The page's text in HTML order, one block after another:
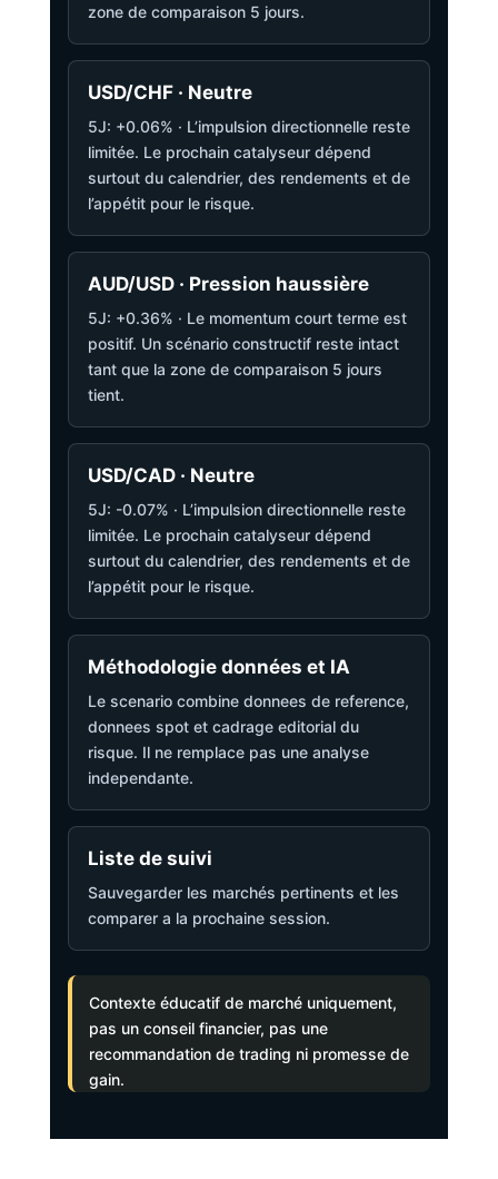
zone de comparaison 5 jours.
USD/CHF · Neutre
5J: +0.06% · L’impulsion directionnelle reste
limitée. Le prochain catalyseur dépend
surtout du calendrier, des rendements et de
l’appétit pour le risque.
AUD/USD · Pression haussière
5J: +0.36% · Le momentum court terme est
positif. Un scénario constructif reste intact
tant que la zone de comparaison 5 jours
tient.
USD/CAD · Neutre
5J: -0.07% · L’impulsion directionnelle reste
limitée. Le prochain catalyseur dépend
surtout du calendrier, des rendements et de
l’appétit pour le risque.
Méthodologie données et IA
Le scenario combine donnees de reference,
donnees spot et cadrage editorial du
risque. Il ne remplace pas une analyse
independante.
Liste de suivi
Sauvegarder les marchés pertinents et les
comparer a la prochaine session.
Contexte éducatif de marché uniquement,
pas un conseil financier, pas une
recommandation de trading ni promesse de
gain.